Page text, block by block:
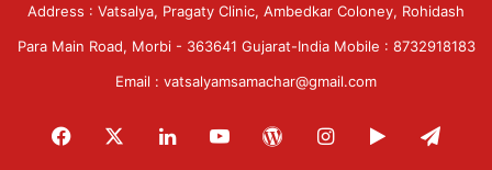
Address : Vatsalya, Pragaty Clinic, Ambedkar Coloney, Rohidash
Para Main Road, Morbi - 363641 Gujarat-India Mobile : 8732918183
Email : vatsalyamsamachar@gmail.com
Facebook LinkedInYouTubeWordPressInstagram
Google